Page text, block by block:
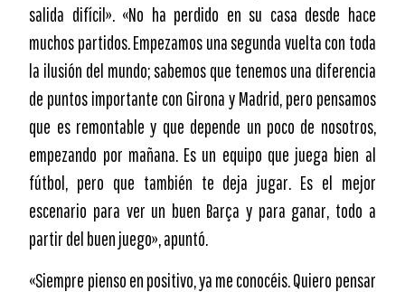
salida difícil». «No ha perdido en su casa desde hace
muchos partidos. Empezamos una segunda vuelta con toda
la ilusión del mundo; sabemos que tenemos una diferencia
de puntos importante con Girona y Madrid, pero pensamos
que es remontable y que depende un poco de nosotros,
empezando por mañana. Es un equipo que juega bien al
fútbol, pero que también te deja jugar. Es el mejor
escenario para ver un buen Barça y para ganar, todo a
partir del buen juego», apuntó.
«Siempre pienso en positivo, ya me conocéis. Quiero pensar